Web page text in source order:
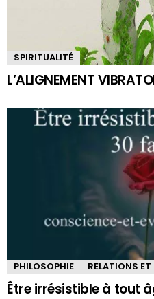
SPIRITUALITÉ
L’ALIGNEMENT
PHILOSOPHIE RELATIONS
Être irrésistible à tout